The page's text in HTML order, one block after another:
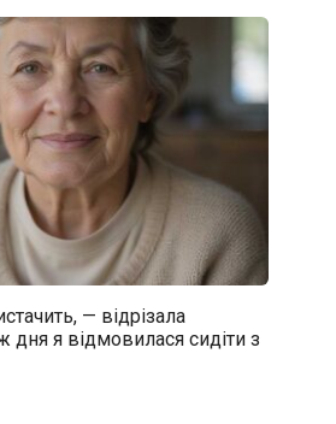
— відрізала
дня я відмовилася сидіти з